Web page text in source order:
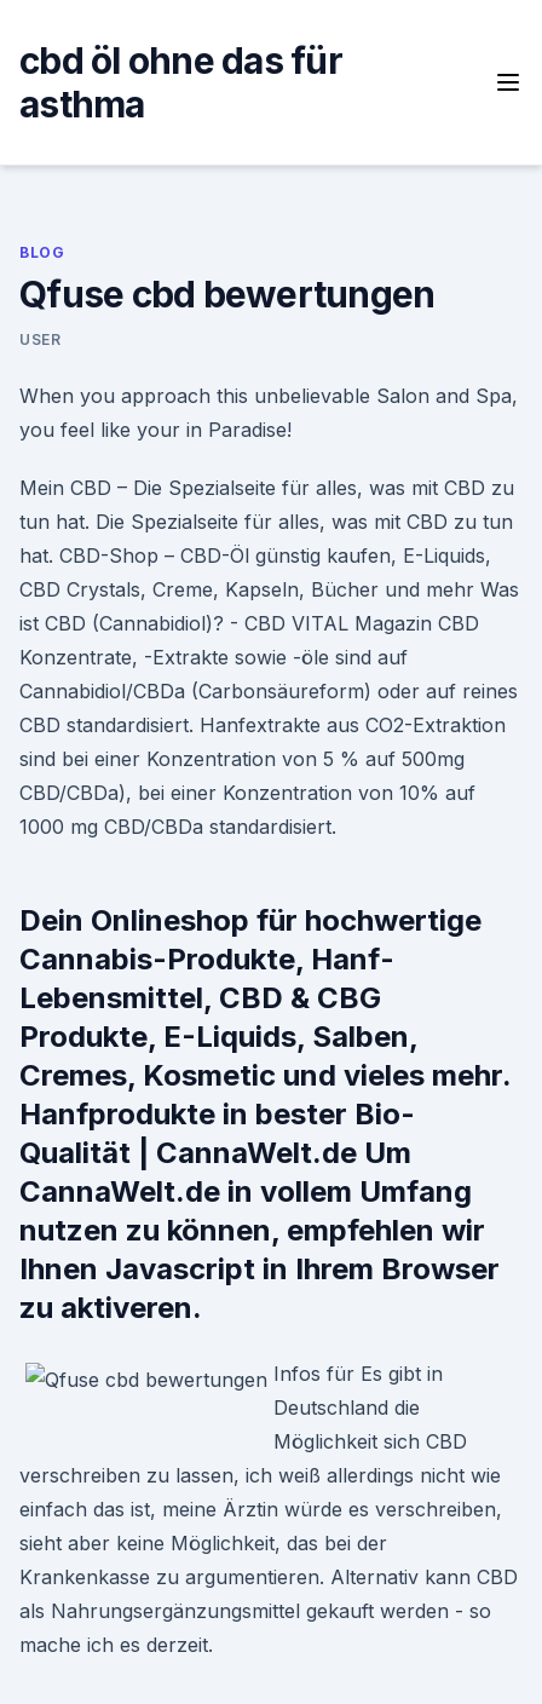
content
cbd öl ohne das für
asthma
BLOG
Qfuse cbd bewertungen
USER
When you approach this unbelievable Salon and Spa,
you feel like your in Paradise!
Mein CBD – Die Spezialseite für alles, was mit CBD zu
tun hat. Die Spezialseite für alles, was mit CBD zu tun
hat. CBD-Shop – CBD-Öl günstig kaufen, E-Liquids,
CBD Crystals, Creme, Kapseln, Bücher und mehr Was
ist CBD (Cannabidiol)? - CBD VITAL Magazin CBD
Konzentrate, -Extrakte sowie -öle sind auf
Cannabidiol/CBDa (Carbonsäureform) oder auf reines
CBD standardisiert. Hanfextrakte aus CO2-Extraktion
sind bei einer Konzentration von 5 % auf 500mg
CBD/CBDa), bei einer Konzentration von 10% auf
1000 mg CBD/CBDa standardisiert.
Dein Onlineshop für hochwertige
Cannabis-Produkte, Hanf-
Lebensmittel, CBD & CBG
Produkte, E-Liquids, Salben,
Cremes, Kosmetic und vieles mehr.
Hanfprodukte in bester Bio-
Qualität | CannaWelt.de Um
CannaWelt.de in vollem Umfang
nutzen zu können, empfehlen wir
Ihnen Javascript in Ihrem Browser
zu aktiveren.
Infos für Es gibt in
Deutschland die
Möglichkeit sich CBD
verschreiben zu lassen, ich weiß allerdings nicht wie
einfach das ist, meine Ärztin würde es verschreiben,
sieht aber keine Möglichkeit, das bei der
Krankenkasse zu argumentieren. Alternativ kann CBD
als Nahrungsergänzungsmittel gekauft werden - so
mache ich es derzeit.